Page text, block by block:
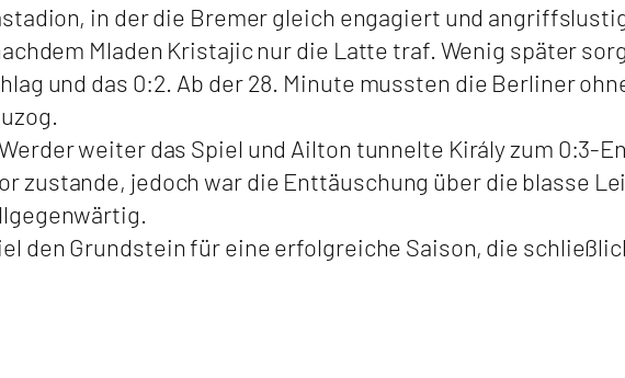
in der die Bremer gleich engagiert und
Mladen Kristajic nur die Latte traf. Wenig später
und das 0:2. Ab der 28. Minute mussten die Berliner
weiter das Spiel und Ailton tunnelte Király zum 0:3-
zustande, jedoch war die Enttäuschung über die blasse
den Grundstein für eine erfolgreiche Saison, die